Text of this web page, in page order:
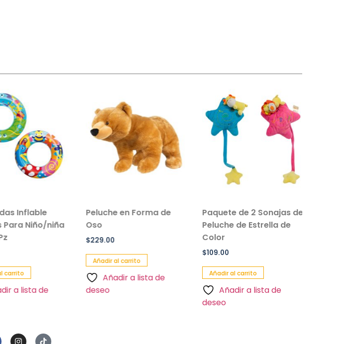
Inflable
Para Niño/niña
carrito
a lista de
Peluche en Forma de
Oso
$229.00
Añadir al carrito
Añadir a lista de
deseo
Paquete de 2 Sonajas de
Peluche de Estrella de
Color
$109.00
Añadir al carrito
Añadir a lista de
deseo